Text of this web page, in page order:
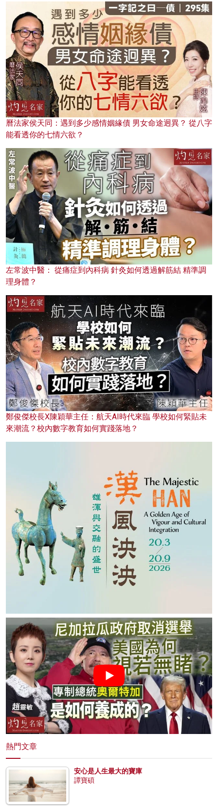
曆法家侯天同：遇到多少感情姻緣債 男女命途迥異？ 從八字
能看透你的七情六欲？
左常波中醫： 從痛症到內科病 針灸如何透過解筋結 精準調
理身體？
鄭俊傑校長X陳穎華主任：航天AI時代來臨 學校如何緊貼未
來潮流？校內數字教育如何實踐落地？
熱門文章
安心是人生最大的寶庫
譚寶碩